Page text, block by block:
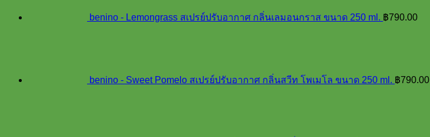
benino - Lemongrass สเปรย์ปรับอากาศ กลิ่นเลมอนกราส ขนาด 250 ml. ฿790.00
benino - Sweet Pomelo สเปรย์ปรับอากาศ กลิ่นสวีท โพเมโล ขนาด 250 ml. ฿790.00